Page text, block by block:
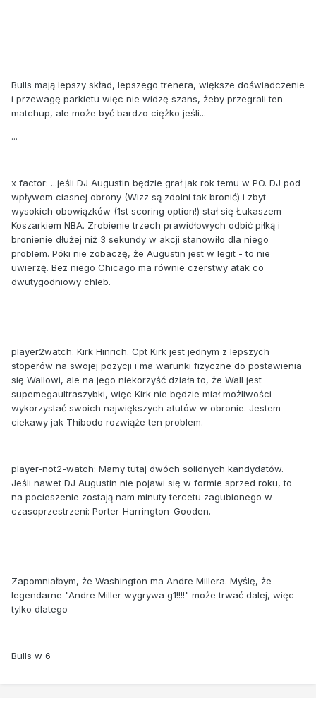
Bulls mają lepszy skład, lepszego trenera, większe doświadczenie
i przewagę parkietu więc nie widzę szans, żeby przegrali ten
matchup, ale może być bardzo ciężko jeśli...
...
x factor: ...jeśli DJ Augustin będzie grał jak rok temu w PO. DJ pod
wpływem ciasnej obrony (Wizz są zdolni tak bronić) i zbyt
wysokich obowiązków (1st scoring option!) stał się Łukaszem
Koszarkiem NBA. Zrobienie trzech prawidłowych odbić piłką i
bronienie dłużej niż 3 sekundy w akcji stanowiło dla niego
problem. Póki nie zobaczę, że Augustin jest w legit - to nie
uwierzę. Bez niego Chicago ma równie czerstwy atak co
dwutygodniowy chleb.
player2watch: Kirk Hinrich. Cpt Kirk jest jednym z lepszych
stoperów na swojej pozycji i ma warunki fizyczne do postawienia
się Wallowi, ale na jego niekorzyść działa to, że Wall jest
supemegaultraszybki, więc Kirk nie będzie miał możliwości
wykorzystać swoich największych atutów w obronie. Jestem
ciekawy jak Thibodo rozwiąże ten problem.
player-not2-watch: Mamy tutaj dwóch solidnych kandydatów.
Jeśli nawet DJ Augustin nie pojawi się w formie sprzed roku, to
na pocieszenie zostają nam minuty tercetu zagubionego w
czasoprzestrzeni: Porter-Harrington-Gooden.
Zapomniałbym, że Washington ma Andre Millera. Myślę, że
legendarne "Andre Miller wygrywa g1!!!!" może trwać dalej, więc
tylko dlatego
Bulls w 6